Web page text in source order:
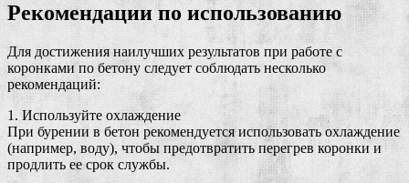
Рекомендации по использованию
Для достижения наилучших результатов при работе с
коронками по бетону следует соблюдать несколько
рекомендаций:
1. Используйте охлаждение
При бурении в бетон рекомендуется использовать охлаждение
(например, воду), чтобы предотвратить перегрев коронки и
продлить ее срок службы.